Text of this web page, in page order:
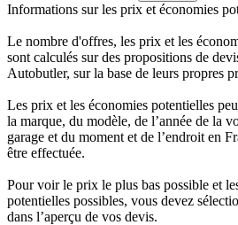
Informations sur les prix et économies
Le nombre d'offres, les prix et les
sont calculés sur des propositions de
Autobutler, sur la base de leurs propres
Les prix et les économies potentielles
la marque, du modèle, de l’année de la
garage et du moment et de l’endroit en
être effectuée.
Pour voir le prix le plus bas possible et
potentielles possibles, vous devez
dans l’aperçu de vos devis.